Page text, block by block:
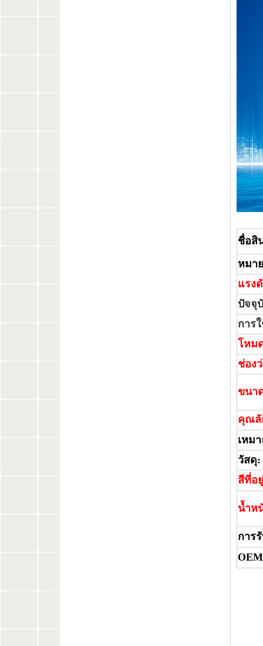
ชื่อสิ
หมา
แรง
ปัจจุ
การ
โหม
ช่อง
ขนา
คุณลั
เหม
วัสดุ:
สีที่อ
น้ำห
การ